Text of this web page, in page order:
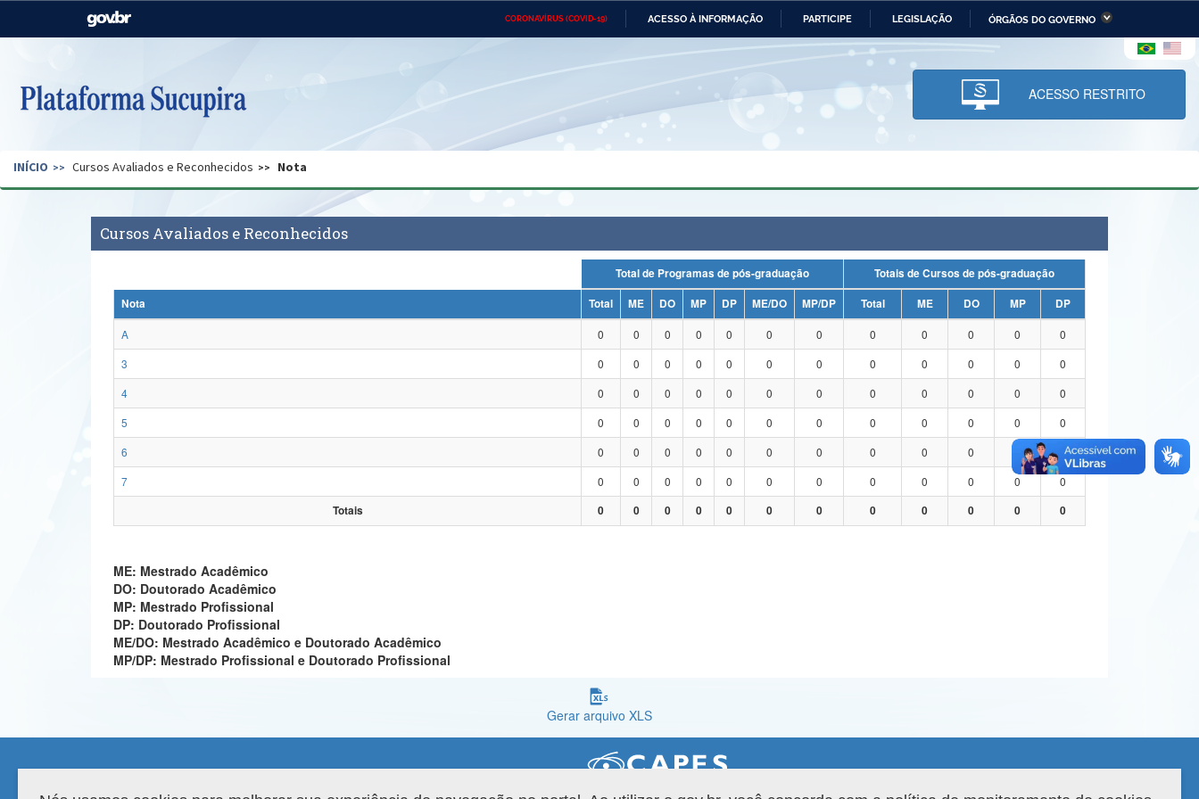
CORONAVÍRUS (COVID-19) ACESSO À INFORMAÇÃO PARTICIPE LEGISLAÇÃO ÓRGÃOS DO GOVERNO
Casa Civil Ministério das Relações Ministério da Economia Ministério da Infraestrutura
Pecuária e Abastecimento
Ministério da Ciência,
Tecnologia, Inovações e
Comunicações
Ministério do Desenvolvimento
Regional e dos Direitos Humanos
Secretaria de Governo Gabinete de Segurança Advocacia-Geral da União Banco Central do Brasil Planalto
ACESSO RESTRITO
INÍCIO Cursos Avaliados e Reconhecidos Nota
Cursos Avaliados e Reconhecidos
Total de Programas de pós-graduação
Totais de Cursos de pós-graduação
Nota
Total ME DO MP DP ME/DO MP/DP Total ME DO MP
DP
A
0 0 0 0 0 0 0 0 0 0 0
0
3
0 0 0 0 0 0 0 0 0 0 0
0
4
0 0 0 0 0 0 0 0 0 0 0
0
5
0 0 0 0 0 0 0 0 0 0 0
0
6
0 0 0 0 0 0 0 0 0 0
0
7
0 0 0 0 0 0 0 0 0 0 0
0
Totais
0 0 0 0 0 0 0 0 0 0 0 0
ME: Mestrado Acadêmico
DO: Doutorado Acadêmico
MP: Mestrado Profissional
DP: Doutorado Profissional
ME/DO: Mestrado Acadêmico e Doutorado Acadêmico
MP/DP: Mestrado Profissional e Doutorado Profissional
Gerar arquivo XLS